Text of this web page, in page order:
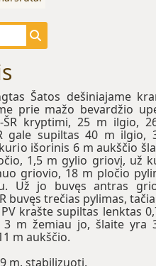
Šatos dešiniajame
prie mažo bevardžio
ŠR kryptimi, 25 m ilgio,
gale supiltas 40 m ilgio,
išorinis 6 m aukščio
1,5 m gylio griovį, už
griovio, 18 m pločio
Už jo buvęs antras
buvęs trečias pylimas,
krašte supiltas lenktas
3 m žemiau jo, šlaite yra
m aukščio.
m. stabilizuoti.